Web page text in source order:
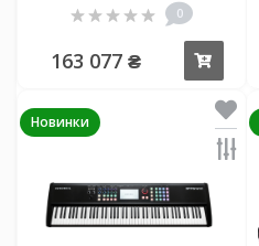
0
163 077 ₴
Новинки